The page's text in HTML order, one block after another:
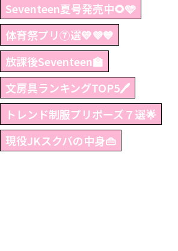
Seventeen夏号発売中🌻🩵
体育祭プリ⑦選💛💜💙
放課後Seventeen🏫
文房具ランキングTOP5🖊
トレンド制服プリポーズ７選🌟
現役JKスクバの中身👜